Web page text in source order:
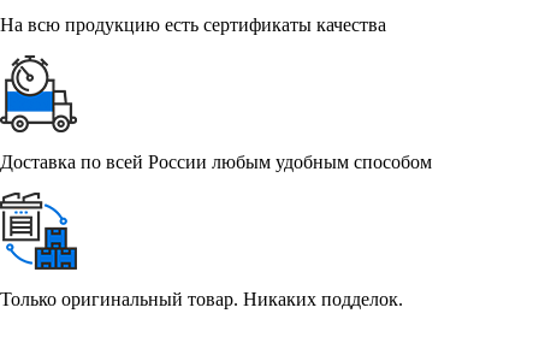
На всю продукцию есть сертификаты качества
Доставка по всей России любым удобным способом
Только оригинальный товар. Никаких подделок.